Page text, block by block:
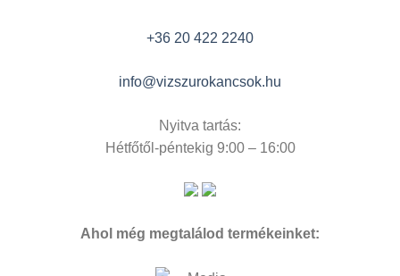
+36 20 422 2240
info@vizszurokancsok.hu
Nyitva tartás:
Hétfőtől-péntekig 9:00 – 16:00
Ahol még megtalálod termékeinket: